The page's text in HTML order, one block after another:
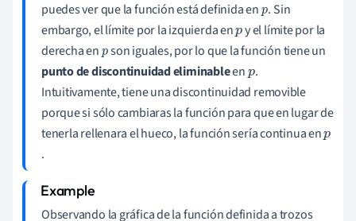
puedes ver que la función está definida enp. Sin
embargo, el límite por la izquierda enpy el límite por la
derecha enpson iguales, por lo que la función tiene un
punto de discontinuidad eliminableenp.
Intuitivamente, tiene una discontinuidad removible
porque si sólo cambiaras la función para que en lugar de
tenerla rellenara el hueco, la función sería continua enp
.
Observando la gráfica de la función definida a trozos